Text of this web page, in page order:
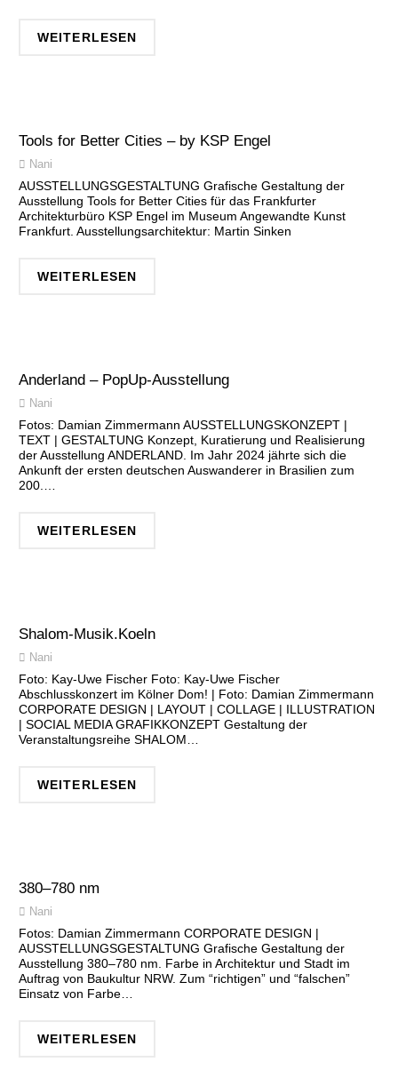
WEITERLESEN
Tools for Better Cities – by KSP Engel
Nani
AUSSTELLUNGSGESTALTUNG Grafische Gestaltung der
Ausstellung Tools for Better Cities für das Frankfurter
Architekturbüro KSP Engel im Museum Angewandte Kunst
Frankfurt. Ausstellungsarchitektur: Martin Sinken
WEITERLESEN
Anderland – PopUp-Ausstellung
Nani
Fotos: Damian Zimmermann AUSSTELLUNGSKONZEPT |
TEXT | GESTALTUNG Konzept, Kuratierung und Realisierung
der Ausstellung ANDERLAND. Im Jahr 2024 jährte sich die
Ankunft der ersten deutschen Auswanderer in Brasilien zum
200.…
WEITERLESEN
Shalom-Musik.Koeln
Nani
Foto: Kay-Uwe Fischer Foto: Kay-Uwe Fischer
Abschlusskonzert im Kölner Dom! | Foto: Damian Zimmermann
CORPORATE DESIGN | LAYOUT | COLLAGE | ILLUSTRATION
| SOCIAL MEDIA GRAFIKKONZEPT Gestaltung der
Veranstaltungsreihe SHALOM…
WEITERLESEN
380–780 nm
Nani
Fotos: Damian Zimmermann CORPORATE DESIGN |
AUSSTELLUNGSGESTALTUNG Grafische Gestaltung der
Ausstellung 380–780 nm. Farbe in Architektur und Stadt im
Auftrag von Baukultur NRW. Zum “richtigen” und “falschen”
Einsatz von Farbe…
WEITERLESEN